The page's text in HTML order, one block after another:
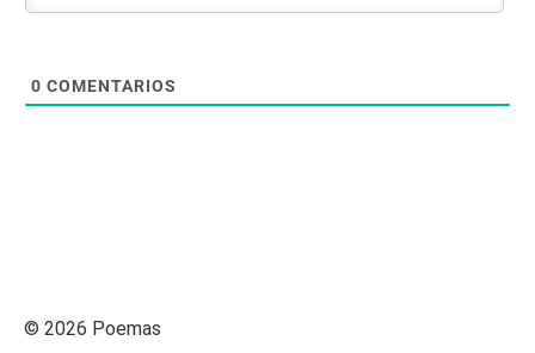
0 COMENTARIOS
© 2026 Poemas